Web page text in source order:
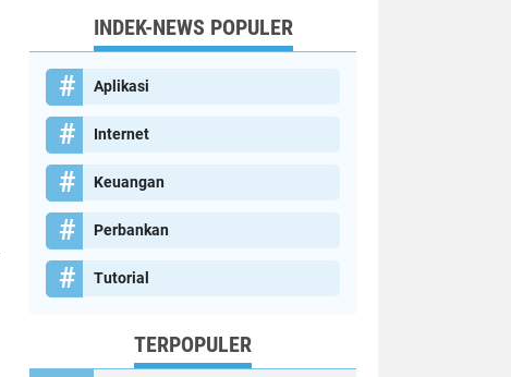
INDEK-NEWS POPULER
Aplikasi
Internet
Keuangan
Perbankan
Tutorial
TERPOPULER